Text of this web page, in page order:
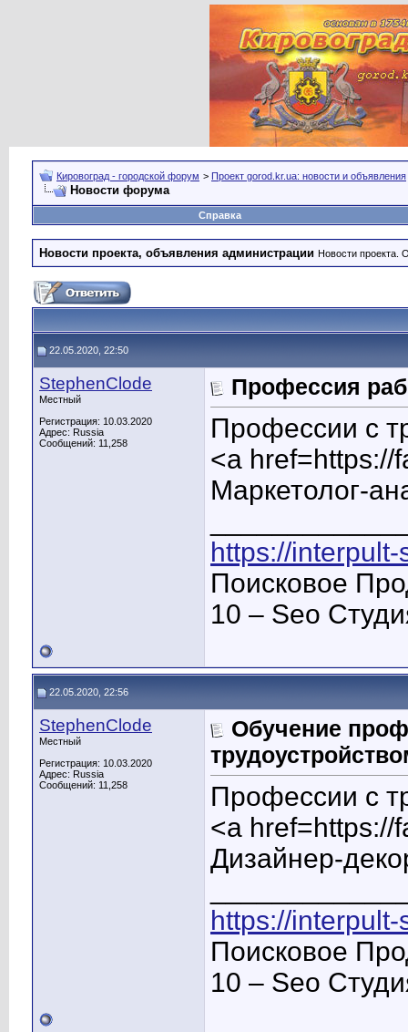
Кировоград - городской форум > Проект gorod.kr.ua: новости и объявления
Новости форума
Справка
Новости проекта, объявления администрации Новости проекта.
22.05.2020, 22:50
StephenClode
Местный
Регистрация: 10.03.2020
Адрес: Russia
Сообщений: 11,258
Профессия
Профессии с
<a
Маркетолог-
https://
Поисковое
10 – Seo
22.05.2020, 22:56
StephenClode
Местный
Регистрация: 10.03.2020
Адрес: Russia
Сообщений: 11,258
Обучение
Профессии с
<a
Дизайнер-
https://
Поисковое
10 – Seo